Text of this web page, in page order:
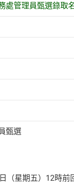
處管理員甄選錄取
甄選
（星期五）12時